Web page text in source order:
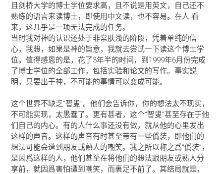
且剑桥大学的博士学位要求高，且不说是用英文，自己还不
熟练的语言来读博士，即使用中文读，也不容易。在人 看
来，这几乎是一项无法完成的任务。
当时我对神的认识还处于非常肤浅的阶段，凭着单纯的信
心，我想，如果是神的旨意，我就去尝试一下读这个博士学
位。值得感恩的是，花了3年半的时间，到1999年6月份完成
了博士学位的全部工作，包括实验和论文的写作。事实説
明，只要出于神，不可能的事情可以变成可能。
这个世界不缺乏“智叟”。他们会告诉你，你的想法太不现实，
不可能实现，太愚蠢了。更有甚者，这个“智叟”甚至存在于他
们自己的内心。有的人什么事还没有做，就从他的心里发出
这样的声音。这样的声音有时甚至带有一些僞装，即他们的
想法可能会遭到朋友或熟人的嘲笑。我之所以称之爲“僞装”，
是因爲这样的人，他们甚至在将他们的想法跟朋友或熟人分
享前，就因爲害怕遭到嘲笑，而裹足不前了。其结局就是，